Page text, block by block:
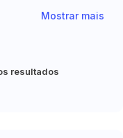
Mostrar mais
resultados